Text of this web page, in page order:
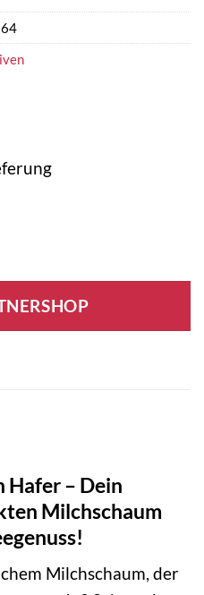
Hafer – Dein
Milchschaum
Milchschaum, der